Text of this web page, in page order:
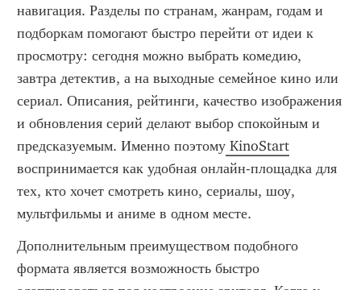
навигация. Разделы по странам, жанрам, годам и
подборкам помогают быстро перейти от идеи к
просмотру: сегодня можно выбрать комедию,
завтра детектив, а на выходные семейное кино или
сериал. Описания, рейтинги, качество изображения
и обновления серий делают выбор спокойным и
предсказуемым. Именно поэтому KinoStart
воспринимается как удобная онлайн-площадка для
тех, кто хочет смотреть кино, сериалы, шоу,
мультфильмы и аниме в одном месте.
Дополнительным преимуществом подобного
формата является возможность быстро